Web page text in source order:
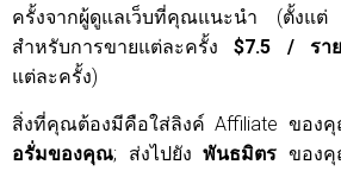
ครั้งจากผู้ดูแลเว็บที่คุณแนะนำ (ตั้งแต่
สำหรับการขายแต่ละครั้ง$7.5 / ราย
แต่ละครั้ง)
สิ่งที่คุณต้องมีคือใส่ลิงค์ Affiliate ขอ
อรั่มของคุณ; ส่งไปยัง พันธมิตร ของ